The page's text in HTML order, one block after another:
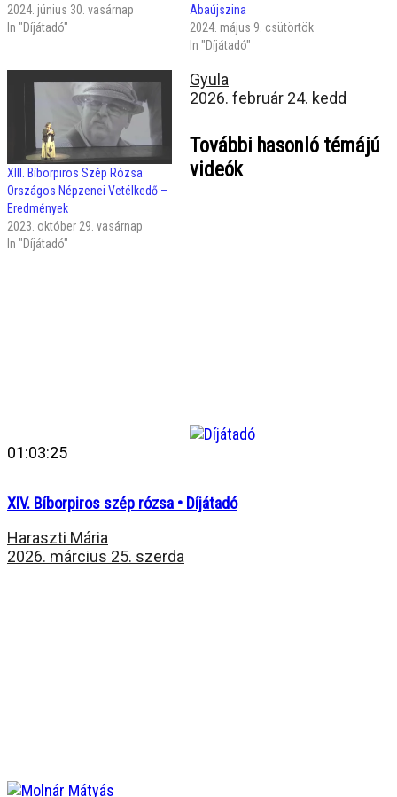
2024. június 30. vasárnap
In "Díjátadó"
Abaújszina
2024. május 9. csütörtök
In "Díjátadó"
XIII. Bíborpiros Szép Rózsa
Országos Népzenei Vetélkedő –
Eredmények
2023. október 29. vasárnap
In "Díjátadó"
Gyula
2026. február 24. kedd
További hasonló témájú
videók
01:03:25
XIV. Bíborpiros szép rózsa • Díjátadó
Haraszti Mária
2026. március 25. szerda